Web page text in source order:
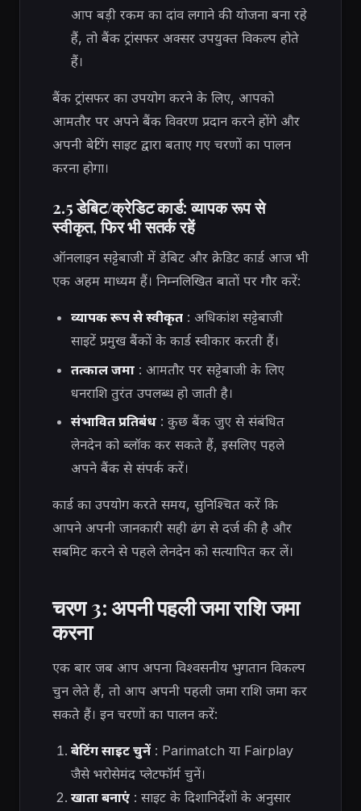
आप बड़ी रकम का दांव लगाने की योजना बना रहे
हैं, तो बैंक ट्रांसफर अक्सर उपयुक्त विकल्प होते
हैं।
बैंक ट्रांसफर का उपयोग करने के लिए, आपको
आमतौर पर अपने बैंक विवरण प्रदान करने होंगे और
अपनी बेटिंग साइट द्वारा बताए गए चरणों का पालन
करना होगा।
2.5 डेबिट/क्रेडिट कार्ड: व्यापक रूप से
स्वीकृत, फिर भी सतर्क रहें
ऑनलाइन सट्टेबाजी में डेबिट और क्रेडिट कार्ड आज भी
एक अहम माध्यम हैं। निम्नलिखित बातों पर गौर करें:
व्यापक रूप से स्वीकृत: अधिकांश सट्टेबाजी
साइटें प्रमुख बैंकों के कार्ड स्वीकार करती हैं।
तत्काल जमा: आमतौर पर सट्टेबाजी के लिए
धनराशि तुरंत उपलब्ध हो जाती है।
संभावित प्रतिबंध: कुछ बैंक जुए से संबंधित
लेनदेन को ब्लॉक कर सकते हैं, इसलिए पहले
अपने बैंक से संपर्क करें।
कार्ड का उपयोग करते समय, सुनिश्चित करें कि
आपने अपनी जानकारी सही ढंग से दर्ज की है और
सबमिट करने से पहले लेनदेन को सत्यापित कर लें।
चरण 3: अपनी पहली जमा राशि जमा
करना
एक बार जब आप अपना विश्वसनीय भुगतान विकल्प
चुन लेते हैं, तो आप अपनी पहली जमा राशि जमा कर
सकते हैं। इन चरणों का पालन करें:
बेटिंग साइट चुनें: Parimatch या Fairplay
जैसे भरोसेमंद प्लेटफॉर्म चुनें।
खाता बनाएं: साइट के दिशानिर्देशों के अनुसार